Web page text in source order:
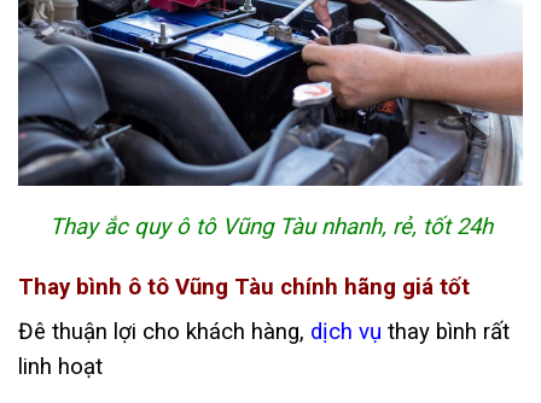
Thay ắc quy ô tô Vũng Tàu nhanh, rẻ, tốt 24h
Thay bình ô tô Vũng Tàu chính hãng giá tốt
Đê thuận lợi cho khách hàng, dịch vụ thay bình rất
linh hoạt